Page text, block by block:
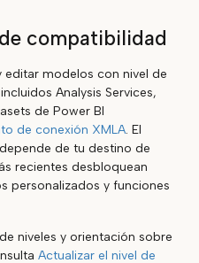
compatibilidad
modelos con nivel de
Analysis Services,
de Power BI
de conexión XMLA. El
de tu destino de
recientes desbloquean
personalizados y funciones
niveles y orientación sobre
Actualizar el nivel de